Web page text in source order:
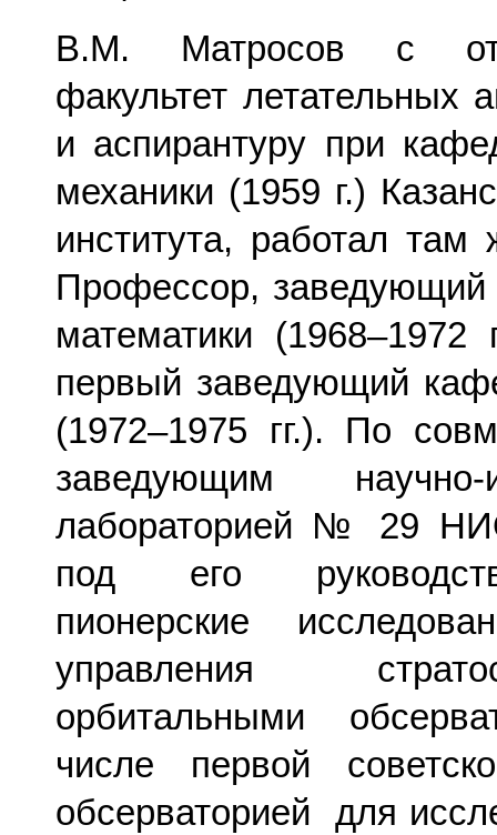
В.М. Матросов с
факультет летательных
и аспирантуру при
механики (1959 г.)
института, работал там
Профессор,
математики (1968–1972
первый заведующий
(1972–1975 гг.). По
заведующим научно-
лабораторией № 29
под его
пионерские
управления
орбитальными
числе первой
обсерваторией для